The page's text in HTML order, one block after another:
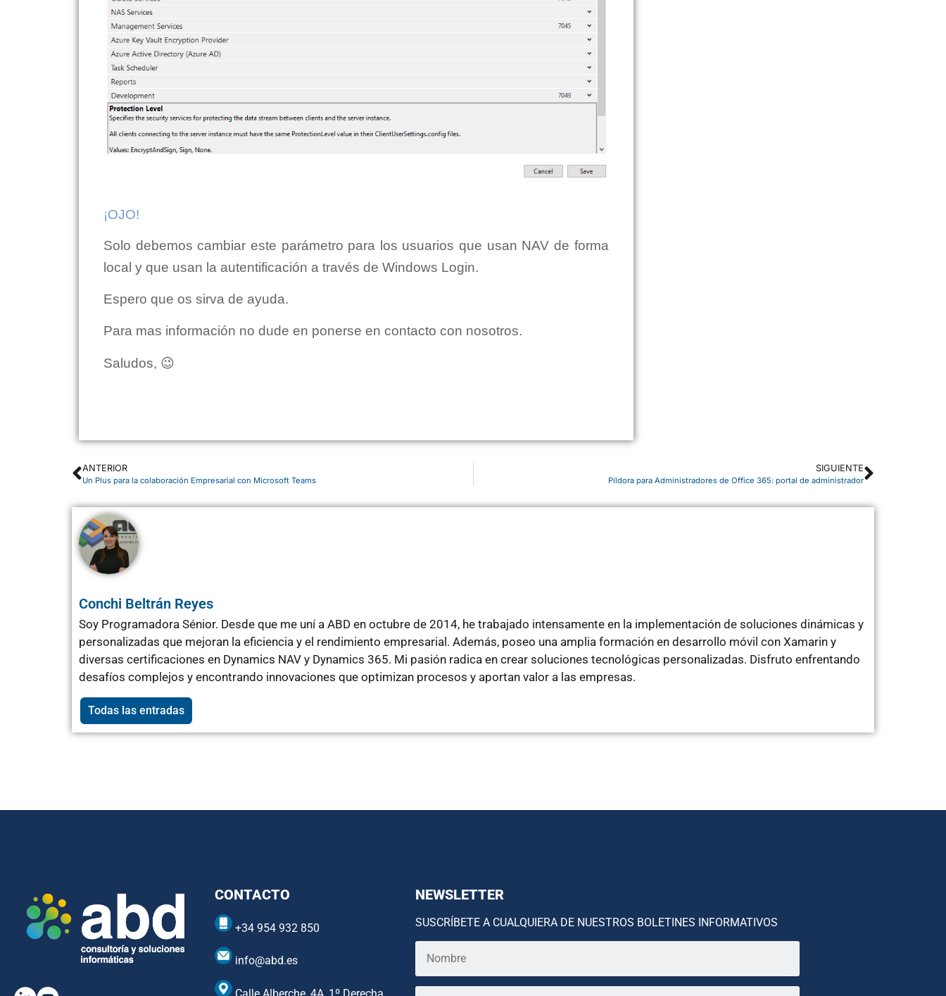
¡OJO!
Solo debemos cambiar este parámetro para los usuarios que usan NAV de forma
local y que usan la autentificación a través de Windows Login.
Espero que os sirva de ayuda.
Para mas información no dude en ponerse en contacto con nosotros.
Saludos, 😉
ANTERIOR
Un Plus para la colaboración Empresarial con Microsoft Teams
SIGUIENTE
Píldora para Administradores de Office 365: portal de administrador
Conchi Beltrán Reyes
Soy Programadora Sénior. Desde que me uní a ABD en octubre de 2014, he trabajado intensamente en la implementación de soluciones dinámicas y
personalizadas que mejoran la eficiencia y el rendimiento empresarial. Además, poseo una amplia formación en desarrollo móvil con Xamarin y
diversas certificaciones en Dynamics NAV y Dynamics 365. Mi pasión radica en crear soluciones tecnológicas personalizadas. Disfruto enfrentando
desafíos complejos y encontrando innovaciones que optimizan procesos y aportan valor a las empresas.
Todas las entradas
CONTACTO
+34 954 932 850
info@abd.es
NEWSLETTER
SUSCRÍBETE A CUALQUIERA DE NUESTROS BOLETINES INFORMATIVOS